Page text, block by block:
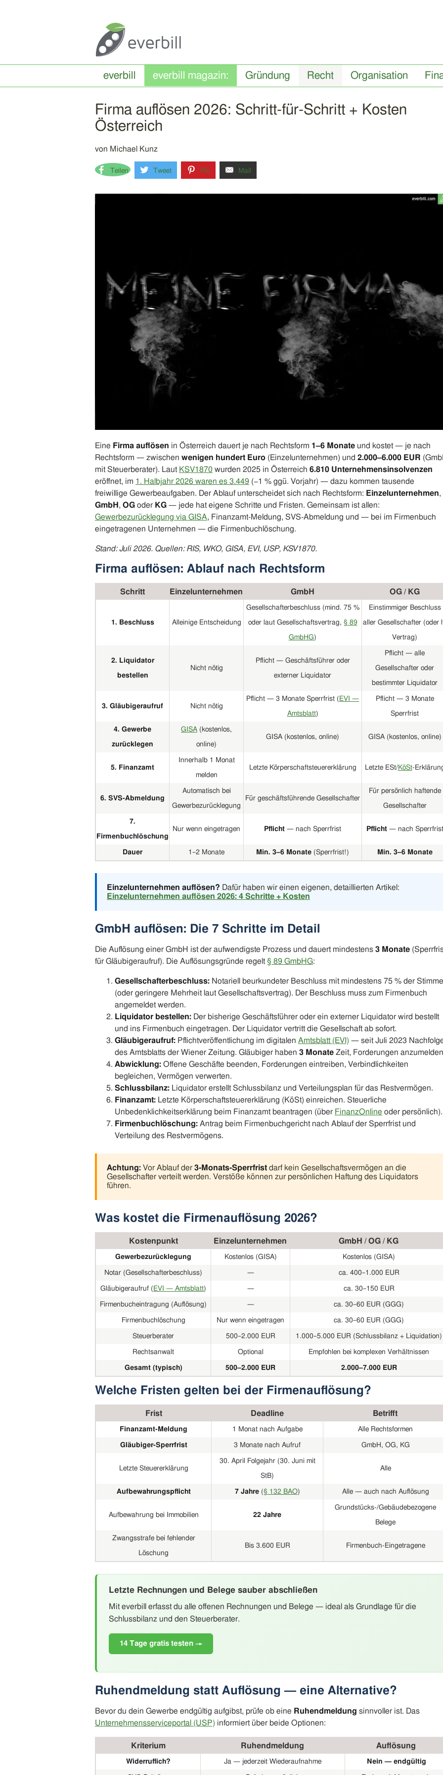
everbill Gründung Recht Organisation
Firma auflösen 2026: Schritt-für-Schritt + Kosten
Österreich
von Michael Kunz
Teilen Tweet Pin Mail
Eine Firma auflösen in Österreich dauert je nach Rechtsform 1–6 Monate und kostet — je nach
Rechtsform — zwischen wenigen hundert Euro (Einzelunternehmen) und 2.000–6.000 EUR
mit Steuerberater). Laut KSV1870 wurden 2025 in Österreich 6.810 Unternehmensinsolvenzen
eröffnet, im 1. Halbjahr 2026 waren es 3.449 (−1 % ggü. Vorjahr) — dazu kommen tausende
freiwillige Gewerbeaufgaben. Der Ablauf unterscheidet sich nach Rechtsform: Einzelunternehmen,
GmbH , OG oder KG — jede hat eigene Schritte und Fristen. Gemeinsam ist allen:
Gewerbezurücklegung via GISA, Finanzamt-Meldung, SVS-Abmeldung und — bei im Firmenbuch
eingetragenen Unternehmen — die Firmenbuchlöschung.
Stand: Juli 2026. Quellen: RIS, WKO, GISA, EVI, USP, KSV1870.
Firma auflösen: Ablauf nach Rechtsform
Schritt Einzelunternehmen GmbH OG / KG
1. Beschluss Alleinige Entscheidung
Gesellschafterbeschluss (mind. 75 %
oder laut Gesellschaftsvertrag, § 89
GmbHG)
Einstimmiger Beschluss
aller Gesellschafter (oder
Vertrag)
2. Liquidator
bestellen
Nicht nötig
Pflicht — Geschäftsführer oder
externer Liquidator
Pflicht — alle
Gesellschafter oder
bestimmter Liquidator
3. Gläubigeraufruf Nicht nötig
Pflicht — 3 Monate Sperrfrist ( EVI —
Amtsblatt)
Pflicht — 3 Monate
Sperrfrist
4. Gewerbe
zurücklegen
GISA (kostenlos,
online)
GISA (kostenlos, online) GISA (kostenlos, online)
5. Finanzamt
Innerhalb 1 Monat
melden
Letzte Körperschaftsteuererklärung Letzte ESt/KöSt-
6. SVS-Abmeldung
Automatisch bei
Gewerbezurücklegung
Für geschäftsführende Gesellschafter
Für persönlich haftende
Gesellschafter
7.
Firmenbuchlöschung
Nur wenn eingetragen Pflicht — nach Sperrfrist Pflicht— nach Sperrfrist
Dauer 1–2 Monate Min. 3–6 Monate (Sperrfrist!) Min. 3–6 Monate
Einzelunternehmen auflösen? Dafür haben wir einen eigenen, detaillierten Artikel:
Einzelunternehmen auflösen 2026: 4 Schritte + Kosten
GmbH auflösen: Die 7 Schritte im Detail
Die Auflösung einer GmbH ist der aufwendigste Prozess und dauert mindestens 3 Monate
für Gläubigeraufruf). Die Auflösungsgründe regelt § 89 GmbHG:
Gesellschafterbeschluss: Notariell beurkundeter Beschluss mit mindestens 75 % der
(oder geringere Mehrheit laut Gesellschaftsvertrag). Der Beschluss muss zum Firmenbuch
angemeldet werden.
Liquidator bestellen: Der bisherige Geschäftsführer oder ein externer Liquidator wird bestellt
und ins Firmenbuch eingetragen. Der Liquidator vertritt die Gesellschaft ab sofort.
Gläubigeraufruf: Pflichtveröffentlichung im digitalen Amtsblatt (EVI) — seit Juli 2023
des Amtsblatts der Wiener Zeitung. Gläubiger haben 3 Monate Zeit, Forderungen
Abwicklung: Offene Geschäfte beenden, Forderungen eintreiben, Verbindlichkeiten
begleichen, Vermögen verwerten.
Schlussbilanz: Liquidator erstellt Schlussbilanz und Verteilungsplan für das Restvermögen.
Finanzamt: Letzte Körperschaftsteuererklärung (KöSt) einreichen. Steuerliche
Unbedenklichkeitserklärung beim Finanzamt beantragen (über FinanzOnline oder persönlich).
Firmenbuchlöschung: Antrag beim Firmenbuchgericht nach Ablauf der Sperrfrist und
Verteilung des Restvermögens.
Achtung: Vor Ablauf der 3-Monats-Sperrfrist darf kein Gesellschaftsvermögen an die
Gesellschafter verteilt werden. Verstöße können zur persönlichen Haftung des Liquidators
führen.
Was kostet die Firmenauflösung 2026?
Kostenpunkt Einzelunternehmen GmbH / OG / KG
Gewerbezurücklegung Kostenlos (GISA) Kostenlos (GISA)
Notar (Gesellschafterbeschluss) — ca. 400–1.000 EUR
Gläubigeraufruf ( EVI — Amtsblatt) — ca. 30–150 EUR
Firmenbucheintragung (Auflösung) — ca. 30–60 EUR (GGG)
Firmenbuchlöschung Nur wenn eingetragen ca. 30–60 EUR (GGG)
Steuerberater 500–2.000 EUR 1.000–5.000 EUR (Schlussbilanz + Liquidation)
Rechtsanwalt Optional Empfohlen bei komplexen Verhältnissen
Gesamt (typisch) 500–2.000 EUR 2.000–7.000 EUR
Welche Fristen gelten bei der Firmenauflösung?
Frist Deadline Betrifft
Finanzamt-Meldung 1 Monat nach Aufgabe Alle Rechtsformen
Gläubiger-Sperrfrist 3 Monate nach Aufruf GmbH, OG, KG
Letzte Steuererklärung
30. April Folgejahr (30. Juni mit
StB)
Alle
Aufbewahrungspflicht 7 Jahre(§ 132 BAO) Alle — auch nach Auflösung
Aufbewahrung bei Immobilien 22 Jahre
Grundstücks-/Gebäudebezogene
Belege
Zwangsstrafe bei fehlender
Löschung
Bis 3.600 EUR Firmenbuch-Eingetragene
Letzte Rechnungen und Belege sauber abschließen
Mit everbill erfasst du alle offenen Rechnungen und Belege — ideal als Grundlage für die
Schlussbilanz und den Steuerberater.
14 Tage gratis testen →
Ruhendmeldung statt Auflösung — eine Alternative?
Bevor du dein Gewerbe endgültig aufgibst, prüfe ob eine Ruhendmeldung sinnvoller ist. Das
Unternehmensserviceportal (USP) informiert über beide Optionen:
Kriterium Ruhendmeldung Auflösung
Widerruflich? Ja — jederzeit Wiederaufnahme Nein — endgültig